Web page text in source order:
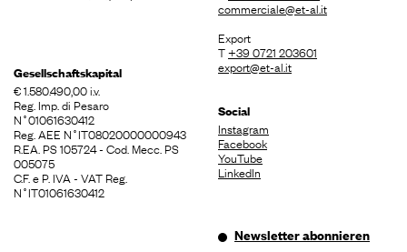
Gesellschaftskapital
€ 1.580.490,00 i.v.
Reg. Imp. di Pesaro
N˚01061630412
Reg. AEE N˚IT08020000000943
R.EA. PS 105724 - Cod. Mecc. PS
005075
C.F. e P. IVA - VAT Reg.
N˚IT01061630412
commerciale@et-al.it
Export
T+39 0721 203601
export@et-al.it
Social
Instagram
Facebook
YouTube
LinkedIn
Newsletter abonnieren